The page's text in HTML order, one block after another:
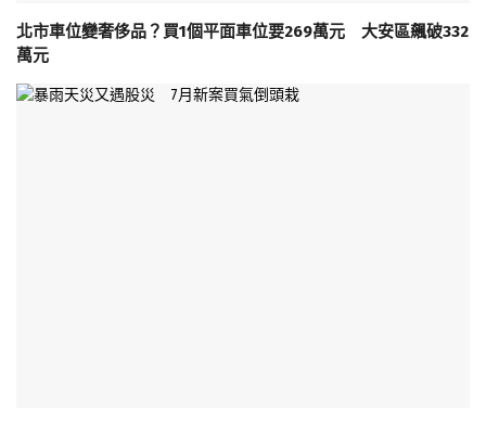
北市車位變奢侈品？買1個平面車位要269萬元 大安區飆破332
萬元